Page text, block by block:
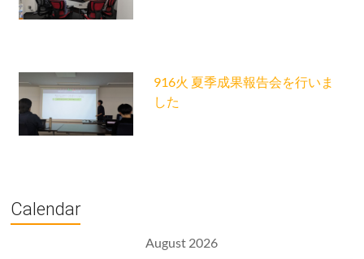
916火 夏季成果報告会を行いま
した
Calendar
August 2026